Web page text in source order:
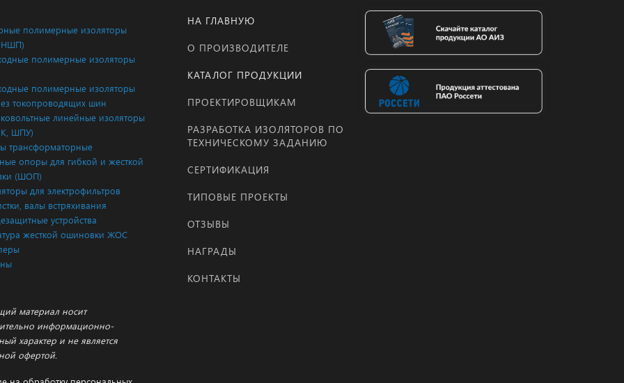
полимерные изоляторы
полимерные изоляторы
полимерные изоляторы
токопроводящих шин
линейные изоляторы
ШПУ)
трансформаторные
опоры для гибкой и жесткой
(ШОП)
для электрофильтров
валы встряхивания
устройства
жесткой ошиновки ЖОС
материал носит
информационно-
характер и не является
офертой.
НА ГЛАВНУЮ
О ПРОИЗВОДИТЕЛЕ
КАТАЛОГ ПРОДУКЦИИ
ПРОЕКТИРОВЩИКАМ
РАЗРАБОТКА ИЗОЛЯТОРОВ ПО
ТЕХНИЧЕСКОМУ ЗАДАНИЮ
СЕРТИФИКАЦИЯ
ТИПОВЫЕ ПРОЕКТЫ
ОТЗЫВЫ
НАГРАДЫ
КОНТАКТЫ